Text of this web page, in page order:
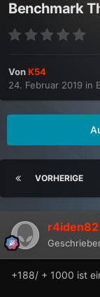
Benchmark
VonK54
24. Februar 2019 in
VORHERIGE
r4iden82
+188/ + 1000 ist